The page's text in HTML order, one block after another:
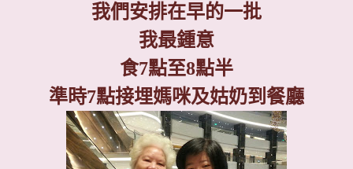
我們安排在早的一批
我最鍾意
食7點至8點半
準時7點接埋媽咪及姑奶到餐廳